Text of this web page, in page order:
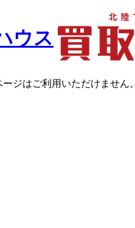
ウス
ジはご利用いただけません。